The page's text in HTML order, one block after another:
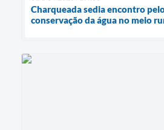
Charqueada sedia encontro
conservação da água no meio